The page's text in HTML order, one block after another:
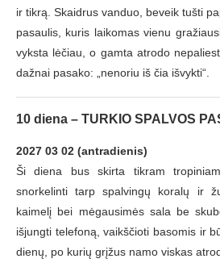
ir tikrą. Skaidrus vanduo, beveik tušti
pasaulis, kuris laikomas vienu
vyksta lėčiau, o gamta atrodo
dažnai pasako: „nenoriu iš čia išvykti“.
10 diena – TURKIO SPALVOS
2027 03 02 (antradienis)
Ši diena bus skirta tikram
snorkelinti tarp spalvingų koralų ir
kaimelį bei mėgausimės sala be
išjungti telefoną, vaikščioti basomis ir
dienų, po kurių grįžus namo viskas